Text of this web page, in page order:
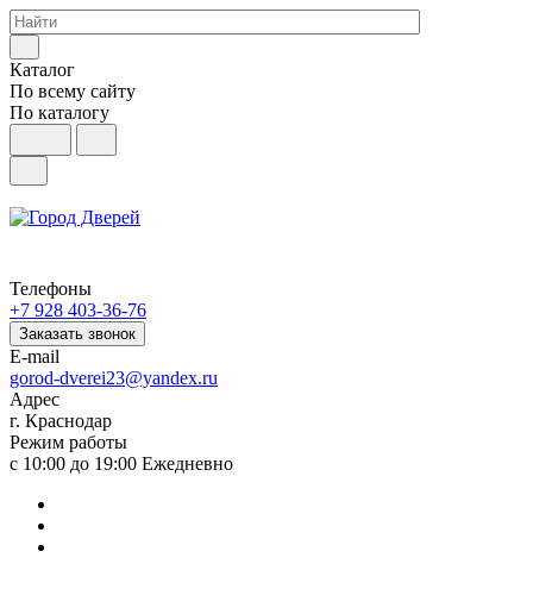
Каталог
По всему сайту
По каталогу
Телефоны
+7 928 403-36-76
Заказать звонок
E-mail
gorod-dverei23@yandex.ru
Адрес
г. Краснодар
Режим работы
с 10:00 до 19:00 Ежедневно